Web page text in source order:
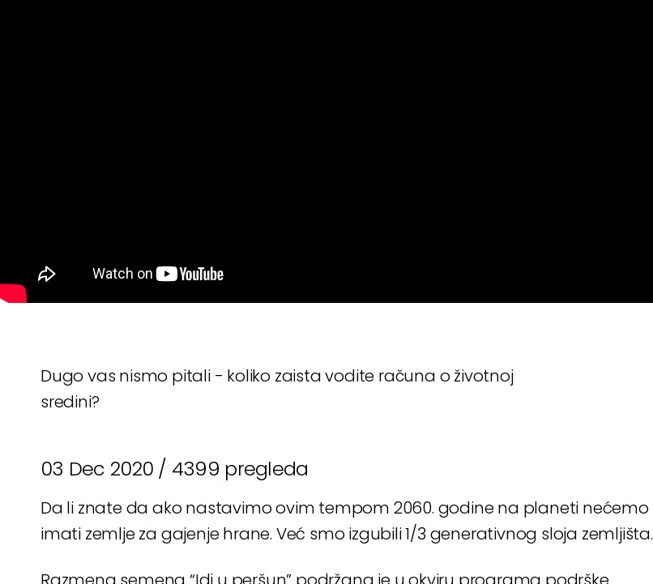
Dugo vas nismo pitali - koliko zaista vodite računa o životnoj
sredini?
03 Dec 2020 / 4399 pregleda
Da li znate da ako nastavimo ovim tempom 2060. godine na planeti nećemo
imati zemlje za gajenje hrane. Već smo izgubili 1/3 generativnog sloja zemljišta.